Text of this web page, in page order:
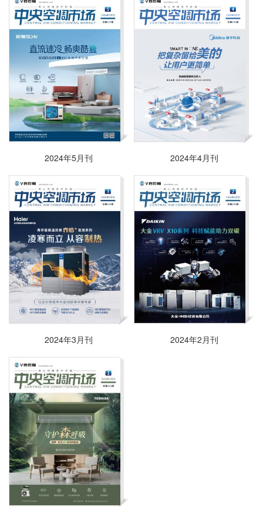
2024年5月刊 2024年4月刊
2024年3月刊 2024年2月刊